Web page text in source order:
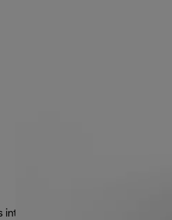
any space in your